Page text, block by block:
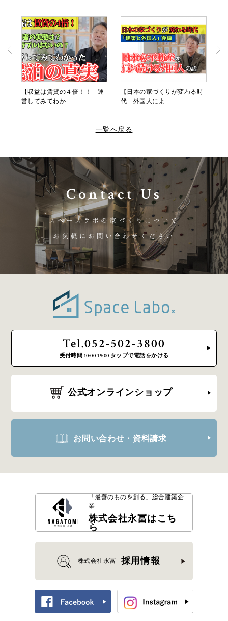
【収益は賃貸の４倍！！ 運
営してみてわか...
【日本の家づくりが変わる時
代 外国人によ...
一覧へ戻る
Contact Us
スペースラボの家づくりについて
お気軽にお問い合わせください
Tel.052-502-3800
受付時間 10:00-19:00 タップで電話をかける
公式オンラインショップ
お問い合わせ・資料請求
「最善のものを創る」 総合建築企
業
株式会社永冨はこち
ら
株式会社永冨 採用情報